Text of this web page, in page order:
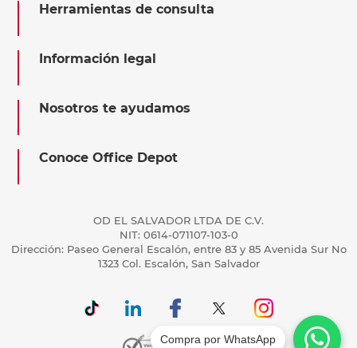
Herramientas de consulta
Información legal
Nosotros te ayudamos
Conoce Office Depot
OD EL SALVADOR LTDA DE C.V.
NIT: 0614-071107-103-0
Dirección: Paseo General Escalón, entre 83 y 85 Avenida Sur No
1323 Col. Escalón, San Salvador
Compra por WhatsApp